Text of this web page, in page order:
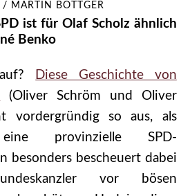
/ MARTIN BÖTTGER
ist für Olaf Scholz ähnlich
Benko
Diese Geschichte von
(Oliver Schröm und Oliver
vordergründig so aus, als
provinzielle SPD-
besonders bescheuert dabei
vor bösen